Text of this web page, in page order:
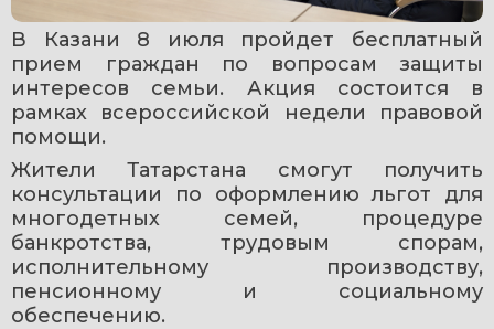
В Казани 8 июля пройдет бесплатный
прием граждан по вопросам защиты
интересов семьи. Акция состоится в
рамках всероссийской недели правовой
помощи.
Жители Татарстана смогут получить
консультации по оформлению льгот для
многодетных семей, процедуре
банкротства, трудовым спорам,
исполнительному производству,
пенсионному и социальному
обеспечению.